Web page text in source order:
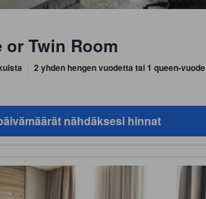
or Twin Room
2 yhden hengen vuodetta tai 1 queen-vuode
nähdäksesi hinnat